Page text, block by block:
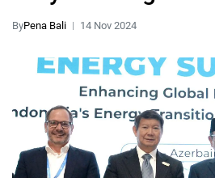
ByPena Bali 14 Nov 2024